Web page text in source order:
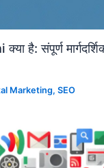
है: संपूर्ण
Marketing,SEO